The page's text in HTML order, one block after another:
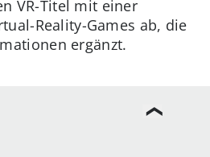
VR-Titel mit einer
Reality-Games ab, die
ergänzt.